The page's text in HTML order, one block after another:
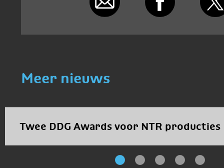
Meer nieuws
Twee DDG Awards voor NTR producties